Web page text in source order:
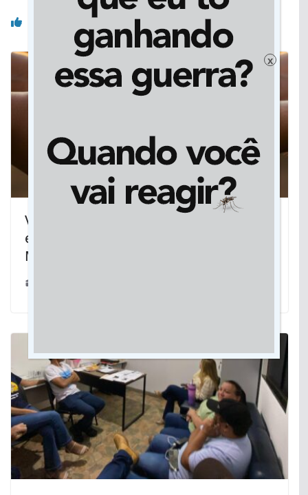
Você pode gostar também
Vicentina promove palestras nas
escolas para celebrar a Semana do
Meio Ambiente
x